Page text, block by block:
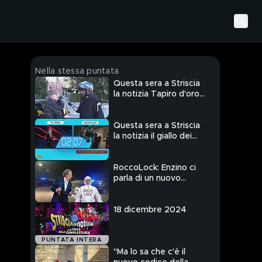
Nella stessa puntata
Questa sera a Striscia
la notizia Tapiro d'oro
Mariotto"
Questa sera a Striscia
la notizia il giallo dei
RoccoLock: Enzino ci
parla di un nuovo
alcolemico
PUNTATA INTERA
18 dicembre 2024
"Ma lo sa che c'è il